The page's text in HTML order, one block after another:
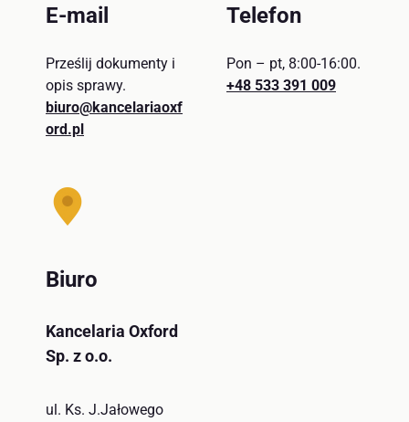
E-mail
Prześlij dokumenty i
opis sprawy.
biuro@kancelariaoxf
ord.pl
Telefon
Pon – pt, 8:00-16:00.
+48 533 391 009
Biuro
Kancelaria Oxford
Sp. z o.o.
ul. Ks. J.Jałowego